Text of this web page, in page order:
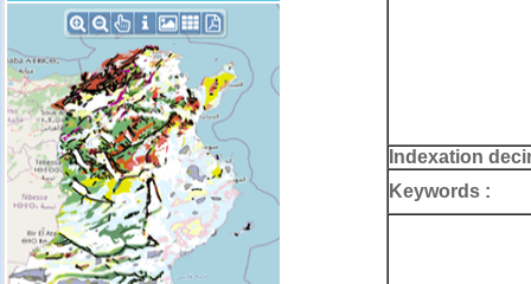
Indexation
Keywords :